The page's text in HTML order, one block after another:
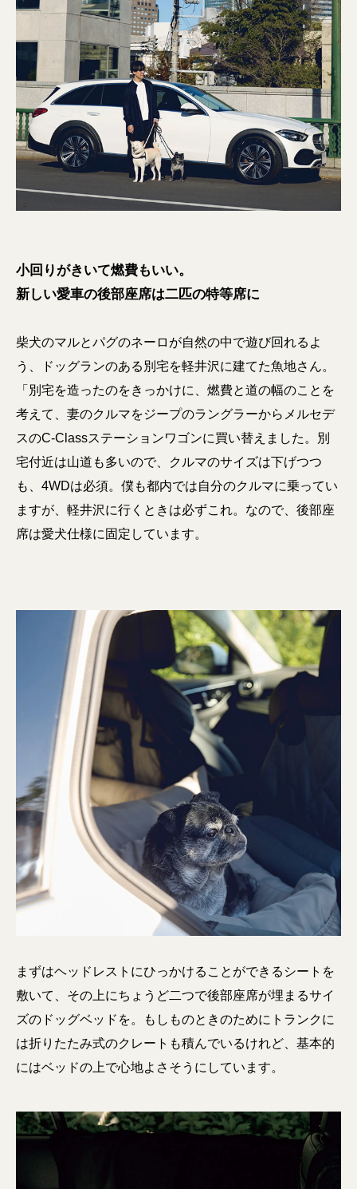
小回りがきいて燃費もいい。
新しい愛車の後部座席は二匹の特等席に
柴犬のマルとパグのネーロが自然の中で遊び回れるよ
う、ドッグランのある別宅を軽井沢に建てた魚地さん。
「別宅を造ったのをきっかけに、燃費と道の幅のことを
考えて、妻のクルマをジープのラングラーからメルセデ
スのC-Classステーションワゴンに買い替えました。別
宅付近は山道も多いので、クルマのサイズは下げつつ
も、4WDは必須。僕も都内では自分のクルマに乗ってい
ますが、軽井沢に行くときは必ずこれ。なので、後部座
席は愛犬仕様に固定しています。
まずはヘッドレストにひっかけることができるシートを
敷いて、その上にちょうど二つで後部座席が埋まるサイ
ズのドッグベッドを。もしものときのためにトランクに
は折りたたみ式のクレートも積んでいるけれど、基本的
にはベッドの上で心地よさそうにしています。